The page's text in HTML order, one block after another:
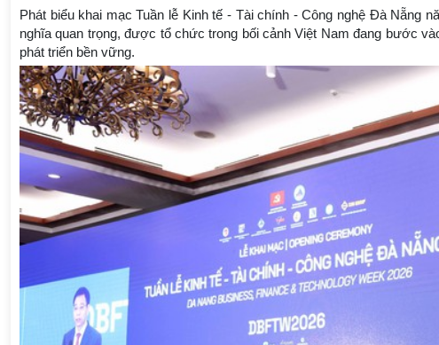
Phát biểu khai mạc Tuần lễ Kinh tế - Tài chính - Công nghệ Đà Nẵng
nghĩa quan trọng, được tổ chức trong bối cảnh Việt Nam đang bước
phát triển bền vững.